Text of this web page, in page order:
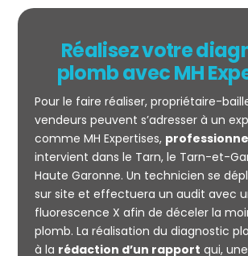
Réalisez votre
plomb avec MH
Pour le faire réaliser, propriétaire-
vendeurs peuvent s’adresser à un
comme MH Expertises,
intervient dans le Tarn, le Tarn-et-
Haute Garonne. Un technicien se
sur site et effectuera un audit avec
fluorescence X afin de déceler la
plomb. La réalisation du diagnostic
à la rédaction d’un rapport qui,